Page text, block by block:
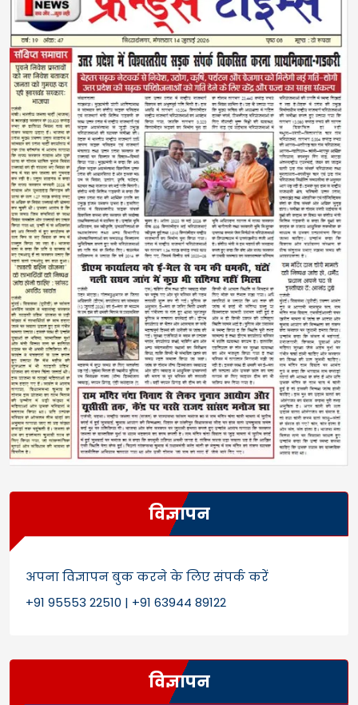
विज्ञापन
अपना विज्ञापन बुक करने के लिए संपर्क करें
+91 95553 22510 | +91 63944 89122
विज्ञापन